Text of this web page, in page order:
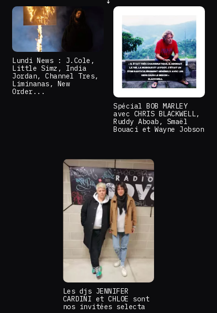
Lundi News : J.Cole,
Little Simz, India
Jordan, Channel Tres,
Liminanas, New
Order...
Spécial BOB MARLEY
avec CHRIS BLACKWELL,
Ruddy Aboab, Smaël
Bouaci et Wayne Jobson
Les djs JENNIFER
CARDINI et CHLOE sont
nos invitées selecta